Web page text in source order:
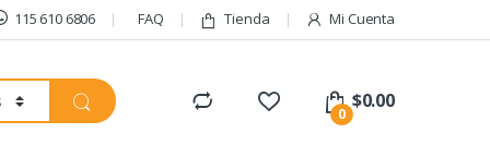
115 610 6806 FAQ Tienda Mi Cuenta
0
$0.00